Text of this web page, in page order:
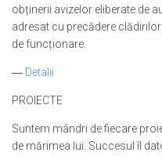
obținerii avizelor eliberate de
adresat cu precădere
de funcționare.
― Detalii
PROIECTE
Suntem mândri de fiecare
de mărimea lui. Succesul îl